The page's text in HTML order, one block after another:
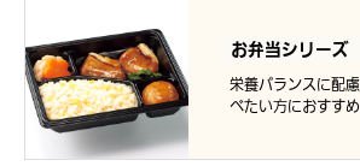
お弁当シリーズ
栄養バランスに配
べたい方におすすめ